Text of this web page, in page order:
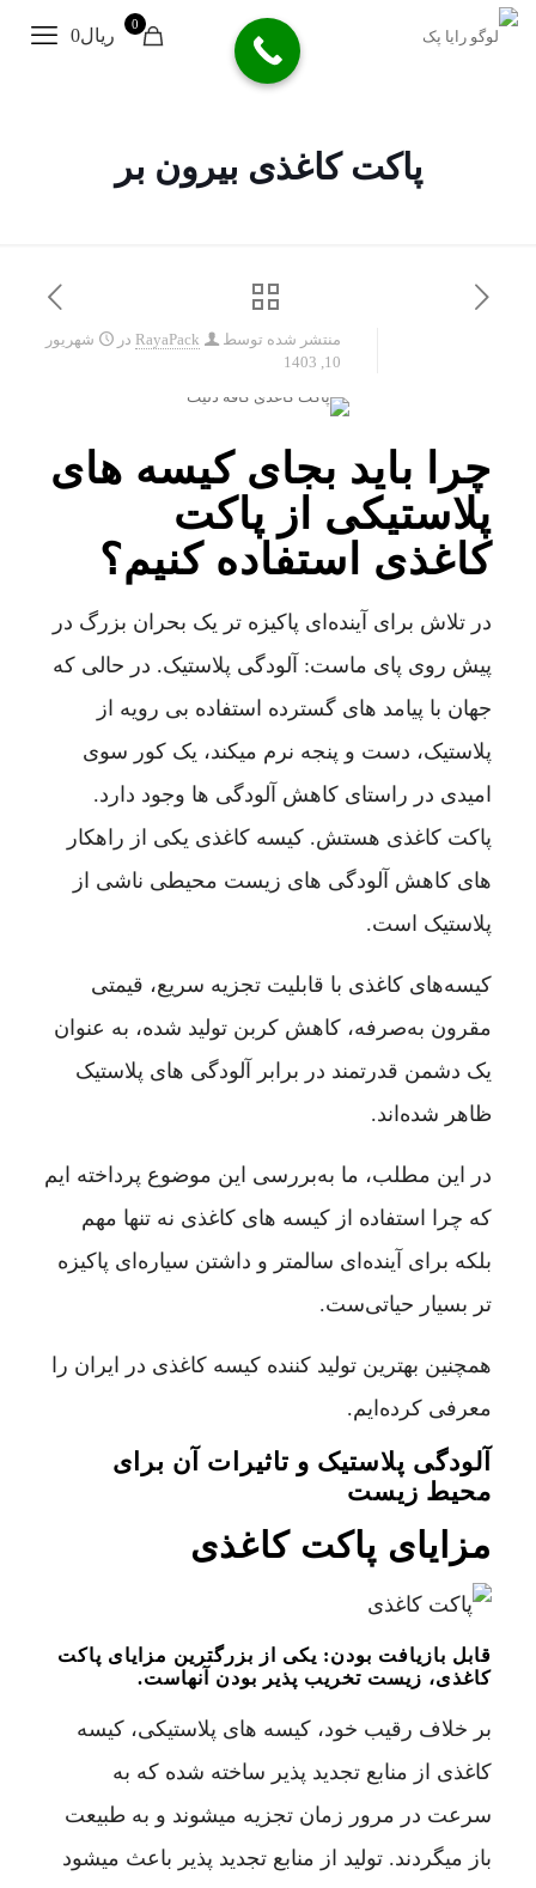
0
ریال0
پاکت کاغذی بیرون بر
منتشر شده توسط RayaPack در
شهریور
10, 1403
چرا باید بجای کیسه های
پلاستیکی از پاکت
کاغذی استفاده کنیم؟
در تلاش برای آینده‌ای پاکیزه تر یک بحران بزرگ در
پیش روی پای ماست: آلودگی پلاستیک. در حالی که
جهان با پیامد های گسترده استفاده بی رویه از
پلاستیک، دست و پنجه نرم میکند، یک کور سوی
امیدی در راستای کاهش آلودگی ها وجود دارد.
پاکت کاغذی هستش. کیسه کاغذی یکی از راهکار
های کاهش آلودگی های زیست محیطی ناشی از
پلاستیک است.
کیسه‌های کاغذی با قابلیت تجزیه سریع، قیمتی
مقرون به‌صرفه، کاهش کربن تولید شده، به عنوان
یک دشمن قدرتمند در برابر آلودگی های پلاستیک
ظاهر شده‌اند.
در این مطلب، ما به‌بررسی این موضوع پرداخته‌ ایم
که چرا استفاده از کیسه های کاغذی نه تنها مهم
بلکه برای آینده‌ای سالمتر و داشتن سیاره‌ای پاکیزه
تر بسیار حیاتی‌ست.
همچنین بهترین تولید کننده کیسه کاغذی در ایران را
معرفی کرده‌ایم.
آلودگی پلاستیک و تاثیرات آن برای
محیط زیست
مزایای پاکت کاغذی
قابل بازیافت بودن: یکی از بزرگترین مزایای پاکت
کاغذی، زیست تخریب پذیر بودن آنهاست.
بر خلاف رقیب خود، کیسه های پلاستیکی، کیسه
کاغذی از منابع تجدید پذیر ساخته شده که به
سرعت در مرور زمان تجزیه میشوند و به طبیعت
باز میگردند. تولید از منابع تجدید پذیر باعث میشود